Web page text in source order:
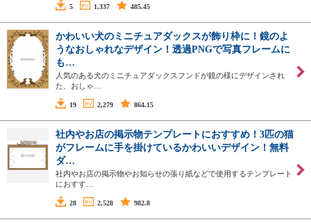
5 1,337 485.45
かわいい犬のミニチュアダックスが飾り枠に！鏡のよ
うなおしゃれなデザイン！透過PNGで写真フレームに
も…
人気のある犬のミニチュアダックスフンドが鏡の様にデザインされ
た、おしゃ…
19 2,279 864.15
社内やお店の掲示物テンプレートにおすすめ！3匹の猫
がフレームに手を掛けているかわいいデザイン！無料
ダ…
社内やお店の掲示物やお知らせの張り紙などで使用するテンプレート
におすす…
28 2,528 982.8